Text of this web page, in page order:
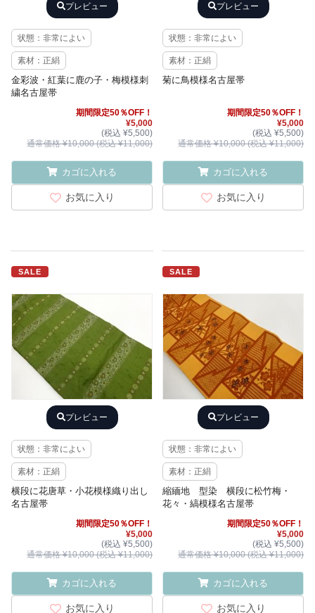
プレビュー
状態：非常によい
素材：正絹
金彩波・紅葉に鹿の子・梅模様刺
繍名古屋帯
期間限定50％OFF！
¥5,000
(税込 ¥5,500)
通常価格 ¥10,000 (税込 ¥11,000)
カゴに入れる
お気に入り
プレビュー
状態：非常によい
素材：正絹
菊に鳥模様名古屋帯
期間限定50％OFF！
¥5,000
(税込 ¥5,500)
通常価格 ¥10,000 (税込 ¥11,000)
カゴに入れる
お気に入り
SALE
プレビュー
状態：非常によい
素材：正絹
横段に花唐草・小花模様織り出し
名古屋帯
期間限定50％OFF！
¥5,000
(税込 ¥5,500)
通常価格 ¥10,000 (税込 ¥11,000)
カゴに入れる
お気に入り
SALE
プレビュー
状態：非常によい
素材：正絹
縮緬地 型染 横段に松竹梅・
花々・縞模様名古屋帯
期間限定50％OFF！
¥5,000
(税込 ¥5,500)
通常価格 ¥10,000 (税込 ¥11,000)
カゴに入れる
お気に入り